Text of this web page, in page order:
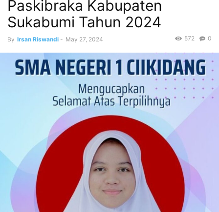
Paskibraka Kabupaten
Sukabumi Tahun 2024
By Irsan Riswandi - May 27, 2024 0
572